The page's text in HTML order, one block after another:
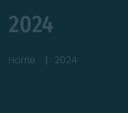
2024
Home 2024